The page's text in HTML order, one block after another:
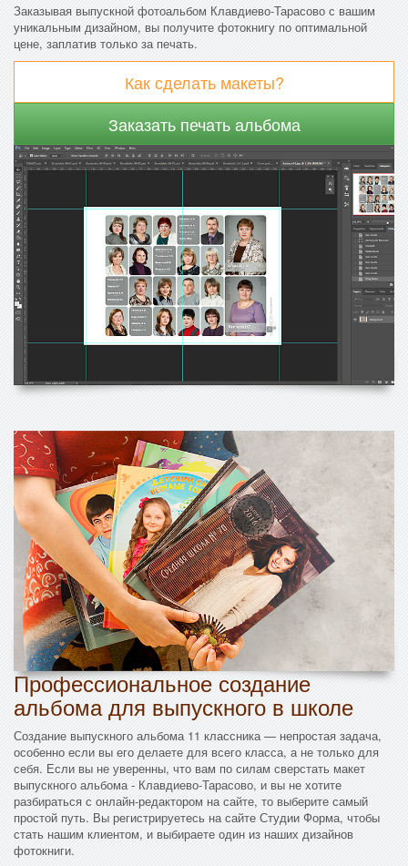
Заказывая выпускной фотоальбом Клавдиево-Тарасово с вашим
уникальным дизайном, вы получите фотокнигу по оптимальной
цене, заплатив только за печать.
Как сделать макеты?
Заказать печать альбома
Профессиональное создание
альбома для выпускного в школе
Создание выпускного альбома 11 классника — непростая задача,
особенно если вы его делаете для всего класса, а не только для
себя. Если вы не уверенны, что вам по силам сверстать макет
выпускного альбома - Клавдиево-Тарасово, и вы не хотите
разбираться с онлайн-редактором на сайте, то выберите самый
простой путь. Вы регистрируетесь на сайте Студии Форма, чтобы
стать нашим клиентом, и выбираете один из наших дизайнов
фотокниги.